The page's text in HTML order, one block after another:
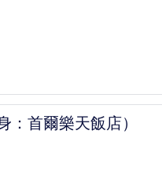
：首爾樂天飯店）
爾樂天飯店）